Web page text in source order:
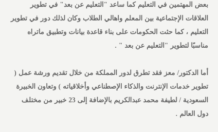
بعض المهتمين في التعليم كما ساعد "التعليم عن بعد" في تطوير
العلاقات الإجتماعية بين المعلم واهالي الطلاب وكان لذلك دور في تطوير
التعليم ، كما حثت الحكومات على بناء قاعدة بيانات وتطبيق ماتراه
مناسبًا لتطوير "التعليم عن بعد " .
أما الدكتور/ معز فقد تطرق لدور المملكة من خلال تقديم ورشة عمل (
تطوير خدمات الإنترنت والذكاء الإصطناعي وأخلاقياته ) وتعاون الخبيرة
السعودية / لطيفة محمد عبدالكريم بالإضافة إلى 23 خبير من مختلف
دول العالم .